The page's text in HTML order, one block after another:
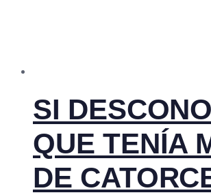
SI
QUE TENÍA
DE